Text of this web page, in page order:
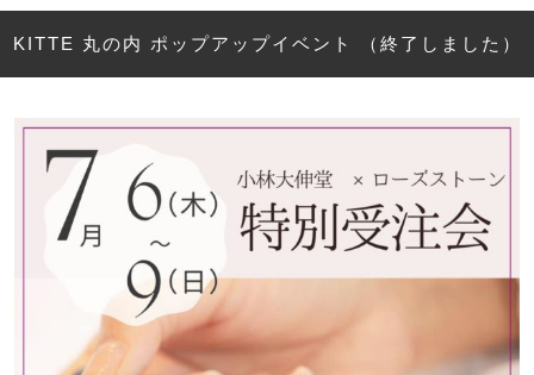
KITTE 丸の内 ポップアップイベント （終了しました）